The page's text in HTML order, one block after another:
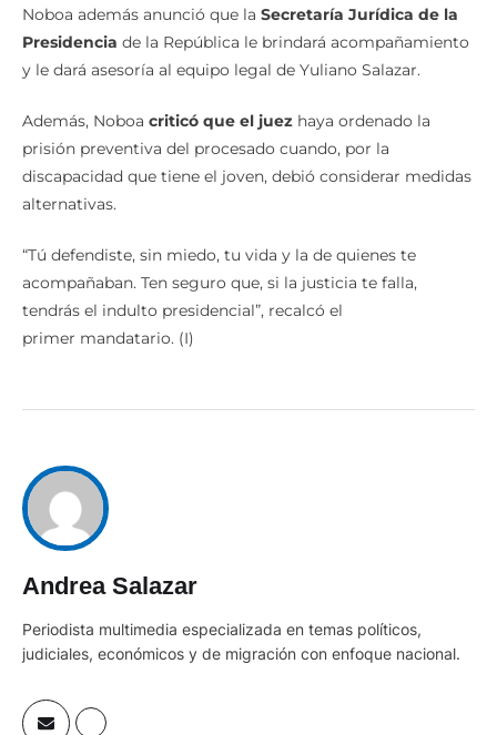
Noboa además anunció que la Secretaría Jurídica de la
Presidencia de la República le brindará acompañamiento
y le dará asesoría al equipo legal de Yuliano Salazar.
Además, Noboa criticó que el juez haya ordenado la
prisión preventiva del procesado cuando, por la
discapacidad que tiene el joven, debió considerar medidas
alternativas.
“Tú defendiste, sin miedo, tu vida y la de quienes te
acompañaban. Ten seguro que, si la justicia te falla,
tendrás el indulto presidencial”, recalcó el
primer mandatario. (I)
Andrea Salazar
Periodista multimedia especializada en temas políticos,
judiciales, económicos y de migración con enfoque nacional.